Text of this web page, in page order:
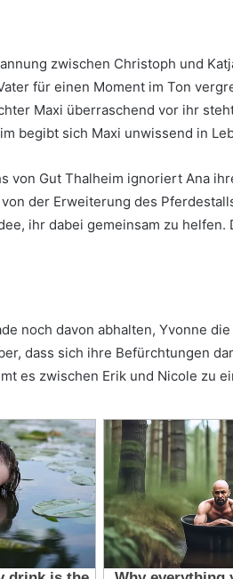
zwischen Christoph und
für einen Moment im Ton
Maxi überraschend vor ihr
begibt sich Maxi unwissend in
von Gut Thalheim ignoriert Ana
der Erweiterung des
ihr dabei gemeinsam zu
noch davon abhalten, Yvonne
dass sich ihre Befürchtungen
es zwischen Erik und Nicole zu